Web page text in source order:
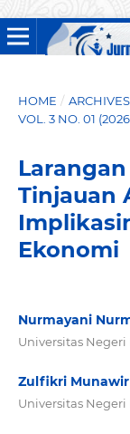
HOME / ARCHIVES
VOL. 3 NO. 01
Tinjauan
Ekonomi
Nurmayani
Universitas Negeri
Zulfikri
Universitas Negeri